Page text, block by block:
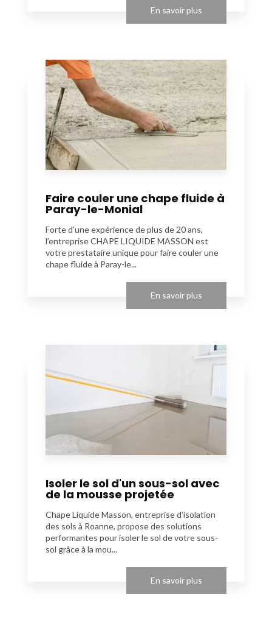
En savoir plus
Faire couler une chape fluide à
Paray-le-Monial
Forte d’une expérience de plus de 20 ans,
l’entreprise CHAPE LIQUIDE MASSON est
votre prestataire unique pour faire couler une
chape fluide à Paray-le...
En savoir plus
Isoler le sol d'un sous-sol avec
de la mousse projetée
Chape Liquide Masson, entreprise d’isolation
des sols à Roanne, propose des solutions
performantes pour isoler le sol de votre sous-
sol grâce à la mou...
En savoir plus